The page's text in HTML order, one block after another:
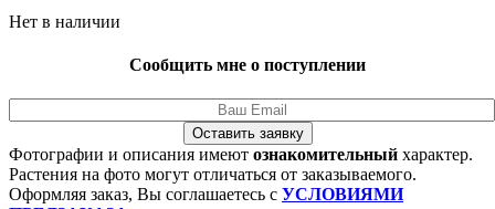
Нет в наличии
Сообщить мне о поступлении
Оставить заявку
Фотографии и описания имеют ознакомительный характер.
Растения на фото могут отличаться от заказываемого.
Оформляя заказ, Вы соглашаетесь с УСЛОВИЯМИ